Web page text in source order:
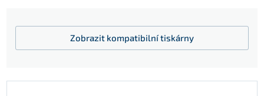
Zobrazit kompatibilní tiskárny